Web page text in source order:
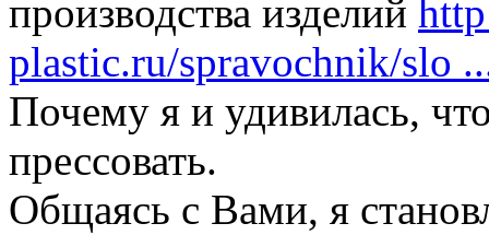
производства изделий
plastic.ru/spravochnik/slo
Почему я и удивилась,
прессовать.
Общаясь с Вами, я